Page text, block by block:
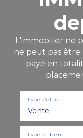
L'immobilier ne
ne peut pas être
payé en
Vente
Type d'offre
Type de bien